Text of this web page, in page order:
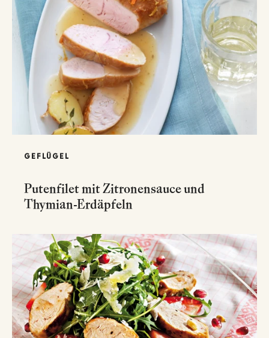
GEFLÜGEL
Putenfilet mit Zitronensauce und
Thymian-Erdäpfeln